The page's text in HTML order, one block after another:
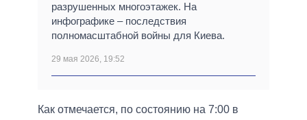
разрушенных многоэтажек. На
инфографике – последствия
полномасштабной войны для Киева.
29 мая 2026, 19:52
Как отмечается, по состоянию на 7:00 в